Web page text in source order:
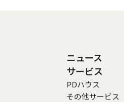
ニュース
サービス
PDハウス
その他サービス